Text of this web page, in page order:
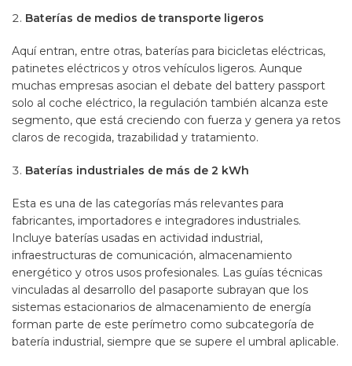
Baterías de medios de transporte ligeros
Aquí entran, entre otras, baterías para bicicletas eléctricas,
patinetes eléctricos y otros vehículos ligeros. Aunque
muchas empresas asocian el debate del battery passport
solo al coche eléctrico, la regulación también alcanza este
segmento, que está creciendo con fuerza y genera ya retos
claros de recogida, trazabilidad y tratamiento.
Baterías industriales de más de 2 kWh
Esta es una de las categorías más relevantes para
fabricantes, importadores e integradores industriales.
Incluye baterías usadas en actividad industrial,
infraestructuras de comunicación, almacenamiento
energético y otros usos profesionales. Las guías técnicas
vinculadas al desarrollo del pasaporte subrayan que los
sistemas estacionarios de almacenamiento de energía
forman parte de este perímetro como subcategoría de
batería industrial, siempre que se supere el umbral aplicable.